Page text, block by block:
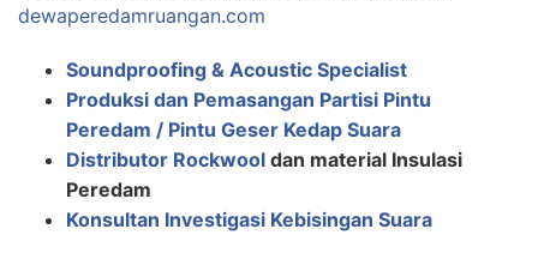
dewaperedamruangan.com
Soundproofing & Acoustic Specialist
Produksi dan Pemasangan Partisi Pintu
Peredam / Pintu Geser Kedap Suara
Distributor Rockwool dan material Insulasi
Peredam
Konsultan Investigasi Kebisingan Suara